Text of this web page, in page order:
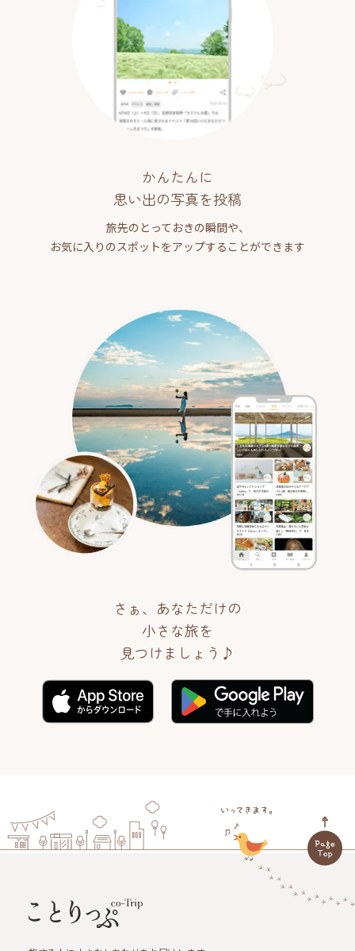
かんたんに
思い出の写真を投稿
旅先のとっておきの瞬間や、
お気に入りのスポットをアップすることができます
さぁ、あなただけの
小さな旅を
見つけましょう♪